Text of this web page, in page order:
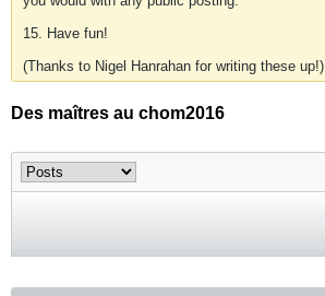
15. Have fun!
(Thanks to Nigel Hanrahan for writing these up!)
Des maîtres au chom2016